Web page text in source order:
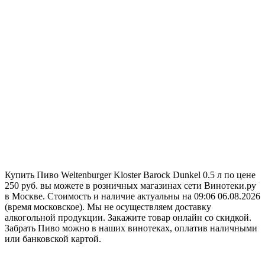
Купить Пиво Weltenburger Kloster Barock Dunkel 0.5 л по цене
250 руб. вы можете в розничных магазинах сети Винотеки.ру
в Москве. Стоимость и наличие актуальны на 09:06 06.08.2026
(время московское). Мы не осуществляем доставку
алкогольной продукции. Закажите товар онлайн со скидкой.
Забрать Пиво можно в наших винотеках, оплатив наличными
или банковской картой.